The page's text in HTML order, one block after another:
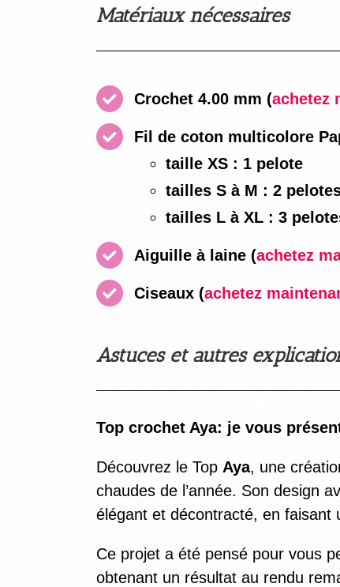
Matériaux nécessaires
Crochet 4.00 mm (achetez
Fil de coton multicolore
taille XS : 1 pelote
tailles S à M : 2
tailles L à XL : 3
Aiguille à laine (achetez
Ciseaux (achetez
Astuces et autres
Top crochet Aya: je vous
Découvrez le Top Aya, une
chaudes de l’année. Son design
élégant et décontracté, en faisant
Ce projet a été pensé pour vous
obtenant un résultat au rendu